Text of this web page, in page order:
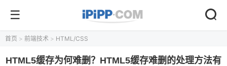
首页 > 前端技术 > HTML/CSS
HTML5缓存为何难删？HTML5缓存难删的处理方法有